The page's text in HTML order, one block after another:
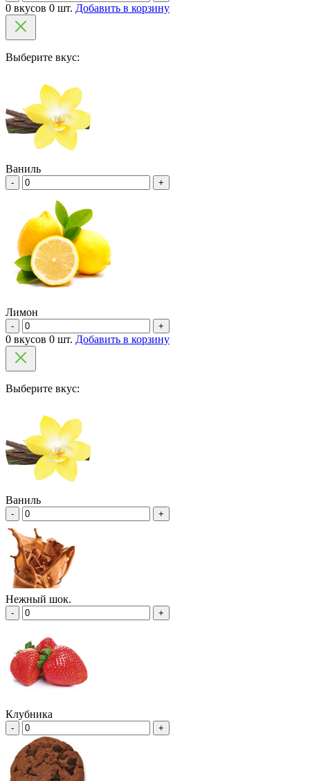
0 вкусов 0 шт. Добавить в корзину
Выберите вкус:
Ваниль
- +
Лимон
- +
0 вкусов 0 шт. Добавить в корзину
Выберите вкус:
Ваниль
- +
Нежный шок.
- +
Клубника
- +